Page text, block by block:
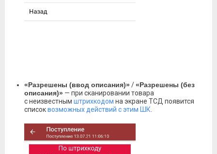
«Разрешены (ввод описания)»/«Разрешены (без
описания)» — при сканировании товара
с неизвестным штрихкодом на экране ТСД появится
списоквозможных действий с этим ШК.